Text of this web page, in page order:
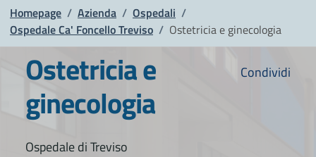
Homepage / Azienda / Ospedali /
Ospedale Ca' Foncello Treviso / Ostetricia e ginecologia
Condividi
Ostetricia e
ginecologia
Ospedale di Treviso